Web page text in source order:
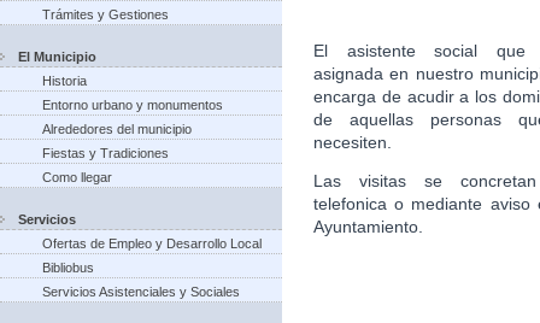
Trámites y Gestiones
El Municipio
Historia
Entorno urbano y monumentos
Alrededores del municipio
Fiestas y Tradiciones
Como llegar
Servicios
Ofertas de Empleo y Desarrollo Local
Bibliobus
Servicios Asistenciales y Sociales
El asistente social que
asignada en nuestro
encarga de acudir a los
de aquellas personas
necesiten.
Las visitas se
telefonica o mediante aviso
Ayuntamiento.